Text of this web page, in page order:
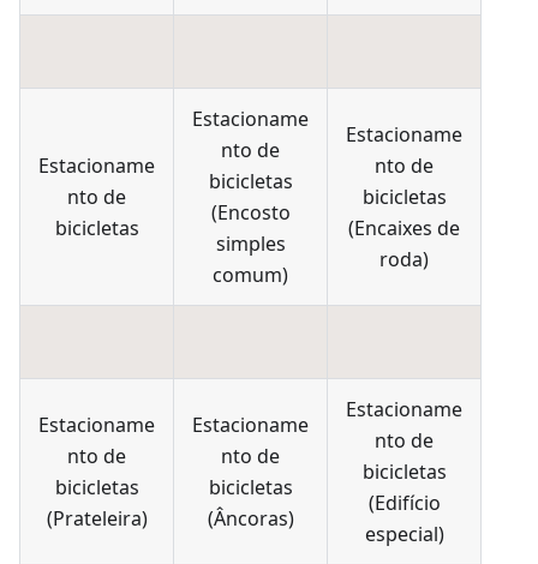
Estacioname
nto de
bicicletas
Estacioname
nto de
bicicletas
(Encosto
simples
comum)
Estacioname
nto de
bicicletas
(Encaixes de
roda)
Estacioname
nto de
bicicletas
(Prateleira)
Estacioname
nto de
bicicletas
(Âncoras)
Estacioname
nto de
bicicletas
(Edifício
especial)